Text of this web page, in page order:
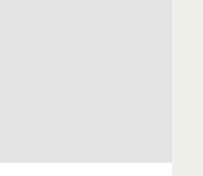
az instant tésztát